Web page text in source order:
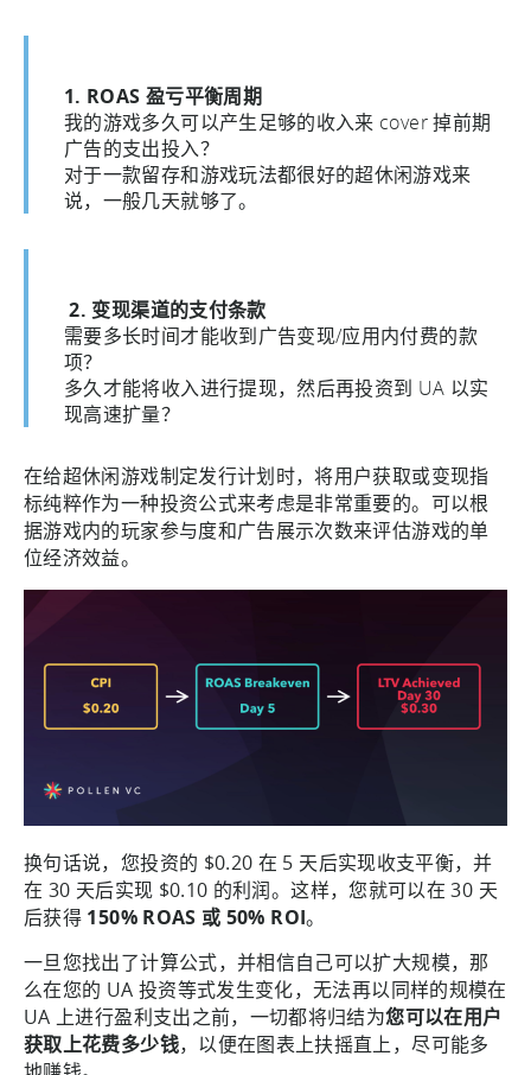
1. ROAS 盈亏平衡周期
我的游戏多久可以产生足够的收入来 cover 掉前期
广告的支出投入？
对于一款留存和游戏玩法都很好的超休闲游戏来
说，一般几天就够了。
2. 变现渠道的支付条款
需要多长时间才能收到广告变现/应用内付费的款
项？
多久才能将收入进行提现，然后再投资到 UA 以实
现高速扩量？
在给超休闲游戏制定发行计划时，将用户获取或变现指
标纯粹作为一种投资公式来考虑是非常重要的。可以根
据游戏内的玩家参与度和广告展示次数来评估游戏的单
位经济效益。
换句话说，您投资的 $0.20 在 5 天后实现收支平衡，并
在 30 天后实现 $0.10 的利润。这样，您就可以在 30 天
后获得 150% ROAS 或 50% ROI。
一旦您找出了计算公式，并相信自己可以扩大规模，那
么在您的 UA 投资等式发生变化，无法再以同样的规模在
UA 上进行盈利支出之前，一切都将归结为您可以在用户
获取上花费多少钱，以便在图表上扶摇直上，尽可能多